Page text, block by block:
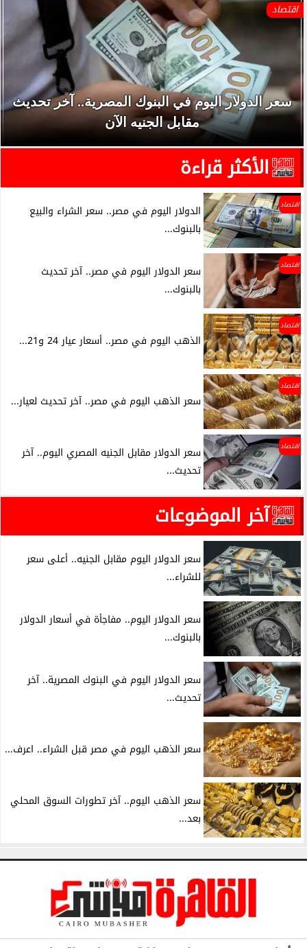
اقتصاد
سعر الدولار اليوم في البنوك المصرية.. آخر تحديث
مقابل الجنيه الآن
الأكثر قراءة
اقتصاد
الدولار اليوم في مصر.. سعر الشراء والبيع
بالبنوك...
اقتصاد
سعر الدولار اليوم في مصر.. آخر تحديث
بالبنوك...
اقتصاد
الذهب اليوم في مصر.. أسعار عيار 24 و21...
اقتصاد
سعر الذهب اليوم في مصر.. آخر تحديث لعيار...
اقتصاد
سعر الدولار مقابل الجنيه المصري اليوم.. آخر
تحديث...
آخر الموضوعات
سعر الدولار اليوم مقابل الجنيه.. أعلى سعر
للشراء...
سعر الدولار اليوم.. مفاجأة في أسعار الدولار
بالبنوك...
سعر الدولار اليوم في البنوك المصرية.. آخر
تحديث...
سعر الذهب اليوم في مصر قبل الشراء.. اعرف...
سعر الذهب اليوم.. آخر تطورات السوق المحلي
بعد...